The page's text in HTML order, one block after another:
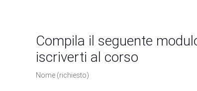
Compila il seguente
iscriverti al corso
Nome (richiesto)